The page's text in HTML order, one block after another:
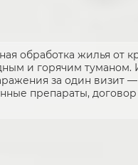
обработка жилья от
и горячим туманом.
за один визит
препараты, договор